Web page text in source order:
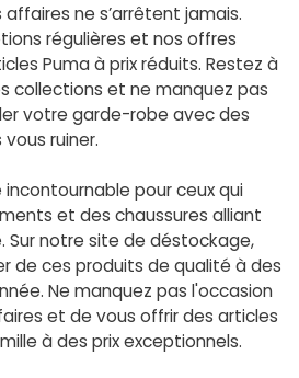
ne s’arrêtent jamais.
régulières et nos offres
Puma à prix réduits. Restez à
collections et ne manquez pas
votre garde-robe avec des
ruiner.
pour ceux qui
et des chaussures alliant
notre site de déstockage,
de ces produits de qualité à des
Ne manquez pas l'occasion
et de vous offrir des articles
à des prix exceptionnels.